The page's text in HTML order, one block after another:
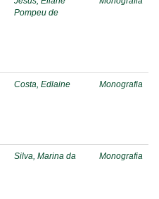
Pompeu de
Costa, Edlaine Monografia
Silva, Marina da Monografia